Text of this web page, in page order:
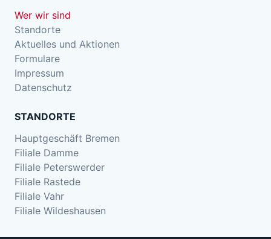
Wer wir sind
Standorte
Aktuelles und Aktionen
Formulare
Impressum
Datenschutz
STANDORTE
Hauptgeschäft Bremen
Filiale Damme
Filiale Peterswerder
Filiale Rastede
Filiale Vahr
Filiale Wildeshausen